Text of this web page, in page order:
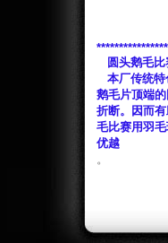
圆头鹅毛比
本厂传统特
鹅毛片顶端
折断。因而
毛比赛用羽
优越
。